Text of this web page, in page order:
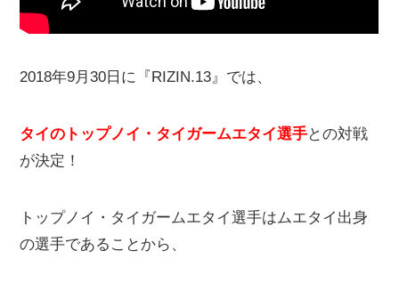
2018年9月30日に『RIZIN.13』では、
タイのトップノイ・タイガームエタイ選手との対戦
が決定！
トップノイ・タイガームエタイ選手はムエタイ出身
の選手であることから、